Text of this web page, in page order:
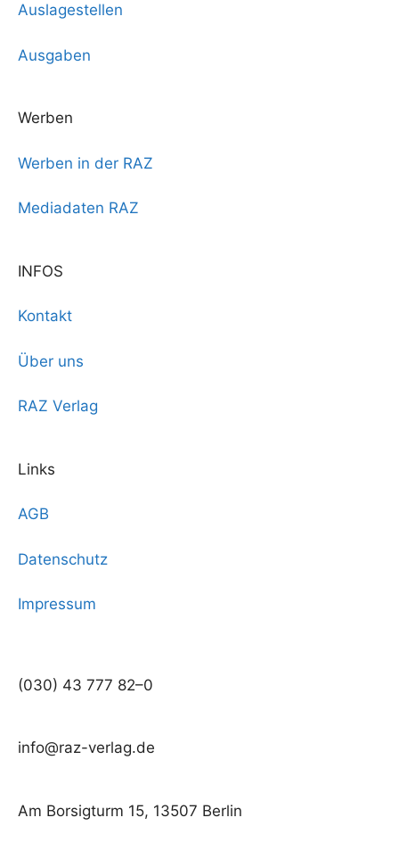
Auslagestellen
Ausgaben
Werben
Werben in der RAZ
Mediadaten RAZ
INFOS
Kontakt
Über uns
RAZ Verlag
Links
AGB
Datenschutz
Impressum
(030) 43 777 82–0
info@raz-verlag.de
Am Borsigturm 15, 13507 Berlin